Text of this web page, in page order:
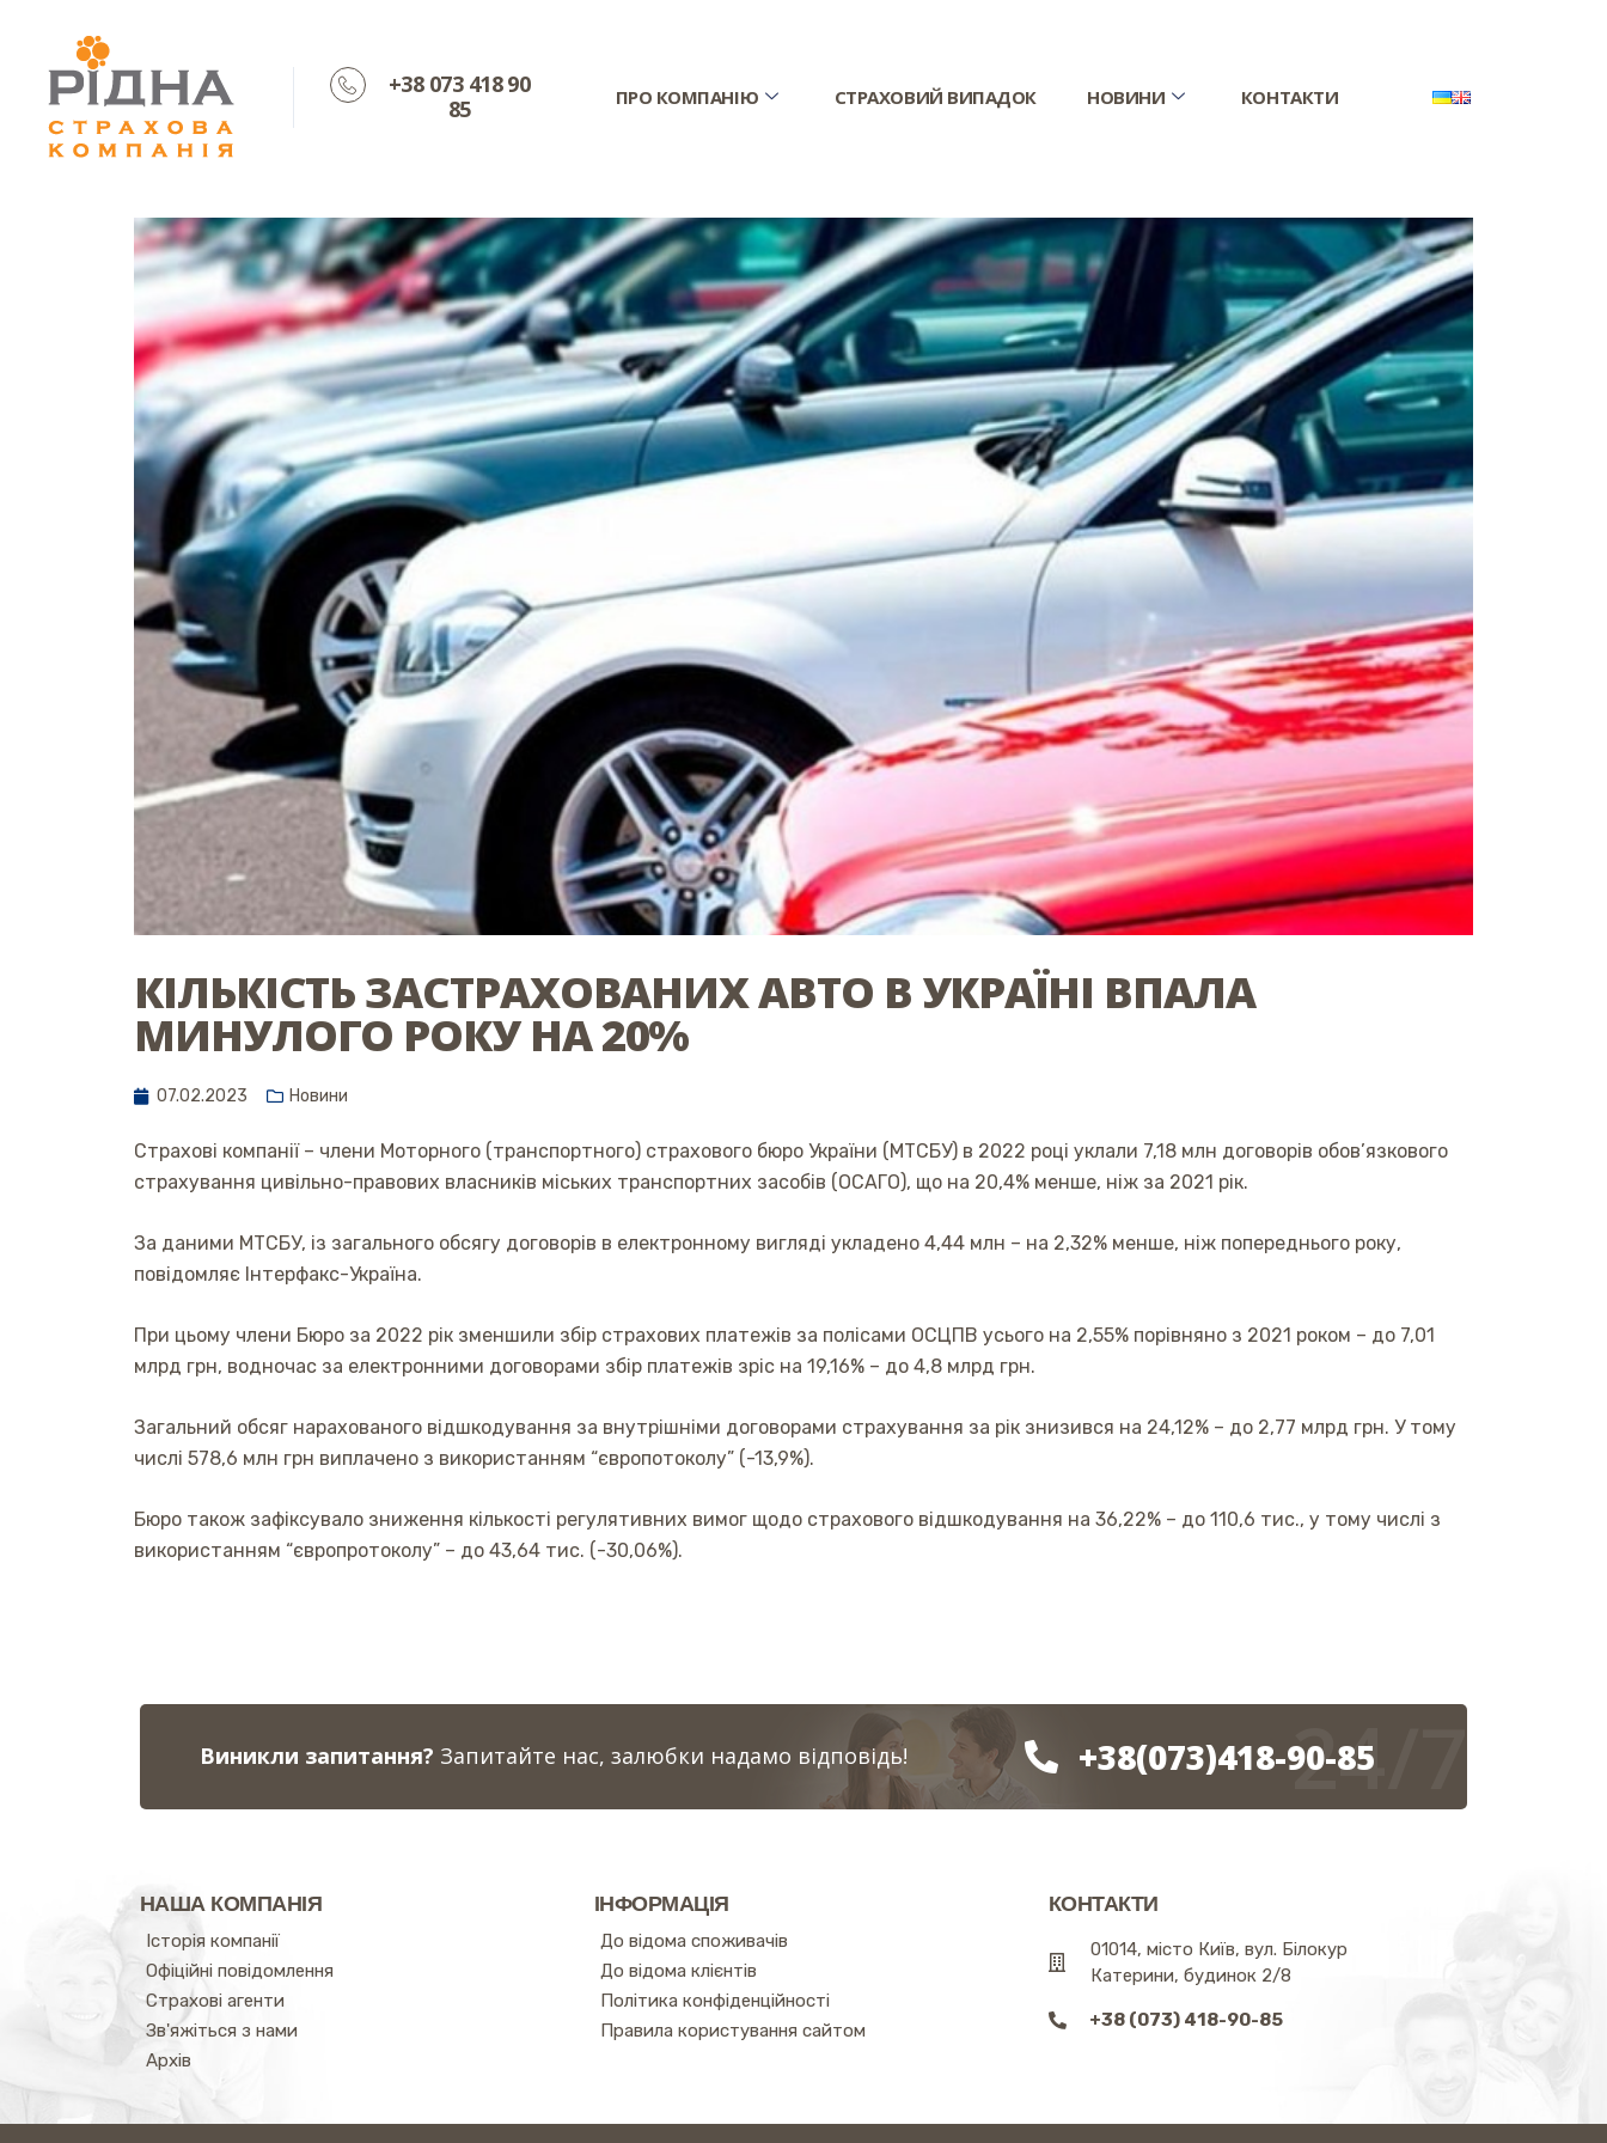
+38 073 418 90
85
ПРО КОМПАНІЮ СТРАХОВИЙ ВИПАДОК НОВИНИ КОНТАКТИ
КІЛЬКІСТЬ ЗАСТРАХОВАНИХ АВТО В УКРАЇНІ ВПАЛА
МИНУЛОГО РОКУ НА 20%
07.02.2023 Новини
Страхові компанії – члени Моторного (транспортного) страхового бюро України (МТСБУ) в 2022 році уклали 7,18 млн договорів обов’язкового
страхування цивільно-правових власників міських транспортних засобів (ОСАГО), що на 20,4% менше, ніж за 2021 рік.
За даними МТСБУ, із загального обсягу договорів в електронному вигляді укладено 4,44 млн – на 2,32% менше, ніж попереднього року,
повідомляє Інтерфакс-Україна.
При цьому члени Бюро за 2022 рік зменшили збір страхових платежів за полісами ОСЦПВ усього на 2,55% порівняно з 2021 роком – до 7,01
млрд грн, водночас за електронними договорами збір платежів зріс на 19,16% – до 4,8 млрд грн.
Загальний обсяг нарахованого відшкодування за внутрішніми договорами страхування за рік знизився на 24,12% – до 2,77 млрд грн. У тому
числі 578,6 млн грн виплачено з використанням “європотоколу” (-13,9%).
Бюро також зафіксувало зниження кількості регулятивних вимог щодо страхового відшкодування на 36,22% – до 110,6 тис., у тому числі з
використанням “європротоколу” – до 43,64 тис. (-30,06%).
Виникли запитання? Запитайте нас, залюбки надамо відповідь! +38(073)418-90-85
24/7
НАША КОМПАНІЯ
Історія компанії
Офіційні повідомлення
Страхові агенти
Зв'яжіться з нами
Архів
ІНФОРМАЦІЯ
До відома споживачів
До відома клієнтів
Політика конфіденційності
Правила користування сайтом
КОНТАКТИ
01014, місто Київ, вул. Білокур
Катерини, будинок 2/8
+38 (073) 418-90-85